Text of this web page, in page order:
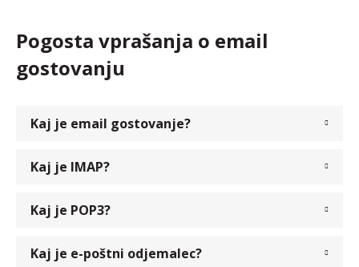
Pogosta vprašanja o email
gostovanju
Kaj je email gostovanje?
Kaj je IMAP?
Kaj je POP3?
Kaj je e-poštni odjemalec?